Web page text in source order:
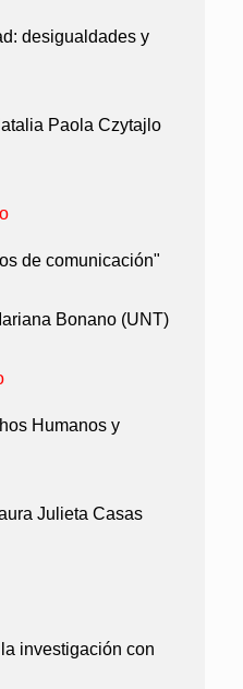
desigualdades y
Paola Czytajlo
de comunicación"
Bonano (UNT)
Humanos y
Julieta Casas
investigación con